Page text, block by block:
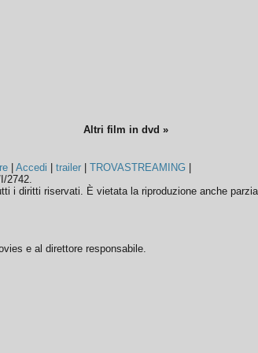
Altri film in dvd »
|Accedi |trailer |TROVASTREAMING
2742.
i diritti riservati. È vietata la riproduzione anche
e al direttore responsabile.